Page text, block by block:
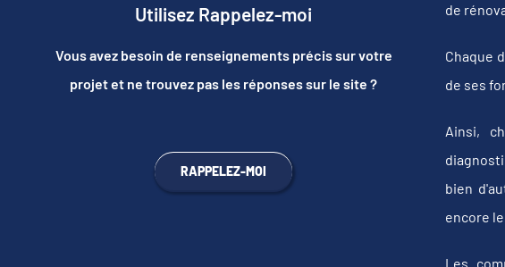
Utilisez Rappelez-moi
Vous avez besoin de renseignements précis sur votre
projet et ne trouvez pas les réponses sur le site ?
RAPPELEZ-MOI
de
Chaque
de ses
Ainsi,
bien
encore
Les